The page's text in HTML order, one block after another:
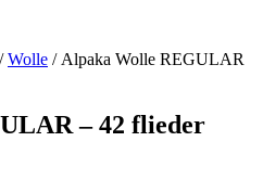
/Wolle / Alpaka Wolle REGULAR
– 42 flieder